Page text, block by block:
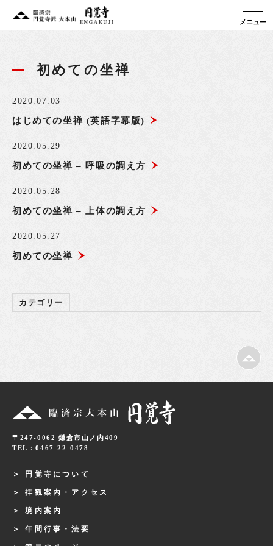
メニュー
初めての坐禅
2020.07.03
はじめての坐禅 (英語字幕版)
2020.05.29
初めての坐禅 – 呼吸の調え方
2020.05.28
初めての坐禅 – 上体の調え方
2020.05.27
初めての坐禅
カテゴリー
〒247-0062 鎌倉市山ノ内409
TEL：0467-22-0478
円覚寺について
拝観案内・アクセス
境内案内
年間行事・法要